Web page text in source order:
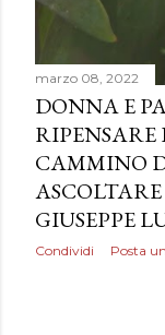
marzo 08, 2022
DONNA E
CAMMINO
GIUSEPPE
Condividi Posta